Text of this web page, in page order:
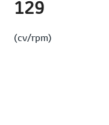
129
(cv/rpm)